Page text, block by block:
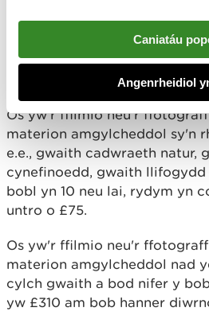
Caniatáu
Angenrheidiol
destun trafodaeth fasnachol.
Rhaglenni
Os yw'r ffilmio neu'r
materion amgylcheddol sy'n
e.e., gwaith cadwraeth natur,
cynefinoedd, gwaith
bobl yn 10 neu lai, rydym yn
untro o £75.
Os yw'r ffilmio neu'r
materion amgylcheddol nad
cylch gwaith a bod nifer y
yw £310 am bob hanner